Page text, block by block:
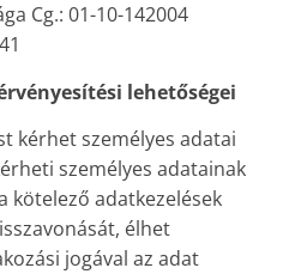
Cg.: 01-10-142004
lehetőségei
kérhet személyes adatai
személyes adatainak
kötelező adatkezelések
élhet
jogával az adat